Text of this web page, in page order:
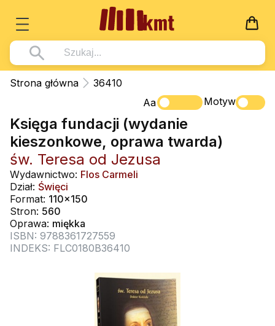
Książki
Wszystko z kategorii - Książki
Pismo Święte
Kościół Katolicki
Duszpasterstwo
Teologia
Życie chrześcijańskie
Duchowość
Literatura piękna
Książki obcojęzyczne
Wszystko z kategorii - Multimedia
DVD
CD-ROM
Muzyka
Rekolekcje i inne na CD
Śpiew i modlitwa
Dla Dzieci
Wszystko z kategorii - Dla Dzieci
Literatura (D)
Płyty, DVD (D)
Podręczniki i pomoce dydaktyczne
Podręczniki
Wszystko z kategorii - Podręczniki
Podręczniki i pomoce dydaktyczne
Zabawa i Nauka
Nowości
Zaloguj się
Strona główna
36410
Aa
Motyw
Księga fundacji (wydanie
kieszonkowe, oprawa twarda)
św. Teresa od Jezusa
Wydawnictwo: Flos Carmeli
Dział: Święci
Format: 110x150
Stron: 560
Oprawa: miękka
ISBN: 9788361727559
INDEKS: FLC0180B36410